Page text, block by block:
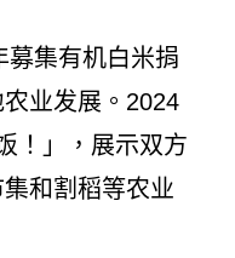
募集有机白米捐
业发展。2024
！」，展示双方
和割稻等农业